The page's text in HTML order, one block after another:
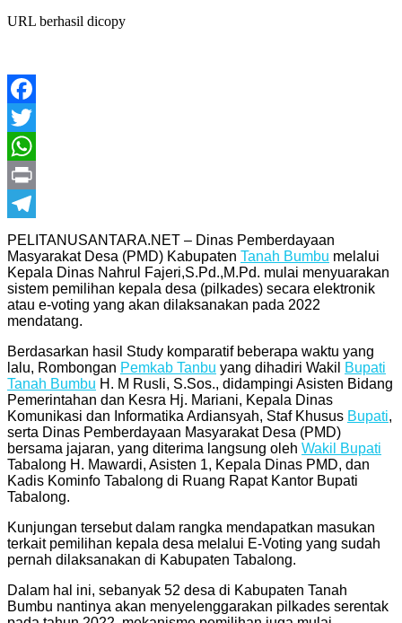
URL berhasil dicopy
Facebook
Twitter
WhatsApp
Print
Telegram
PELITANUSANTARA.NET – Dinas Pemberdayaan
Masyarakat Desa (PMD) Kabupaten Tanah Bumbu melalui
Kepala Dinas Nahrul Fajeri,S.Pd.,M.Pd. mulai menyuarakan
sistem pemilihan kepala desa (pilkades) secara elektronik
atau e-voting yang akan dilaksanakan pada 2022
mendatang.
Berdasarkan hasil Study komparatif beberapa waktu yang
lalu, Rombongan Pemkab Tanbu yang dihadiri Wakil
Bupati
Tanah Bumbu H. M Rusli, S.Sos., didampingi Asisten Bidang
Pemerintahan dan Kesra Hj. Mariani, Kepala Dinas
Komunikasi dan Informatika Ardiansyah, Staf Khusus Bupati,
serta Dinas Pemberdayaan Masyarakat Desa (PMD)
bersama jajaran, yang diterima langsung oleh Wakil Bupati
Tabalong H. Mawardi, Asisten 1, Kepala Dinas PMD, dan
Kadis Kominfo Tabalong di Ruang Rapat Kantor Bupati
Tabalong.
Kunjungan tersebut dalam rangka mendapatkan masukan
terkait pemilihan kepala desa melalui E-Voting yang sudah
pernah dilaksanakan di Kabupaten Tabalong.
Dalam hal ini, sebanyak 52 desa di Kabupaten Tanah
Bumbu nantinya akan menyelenggarakan pilkades serentak